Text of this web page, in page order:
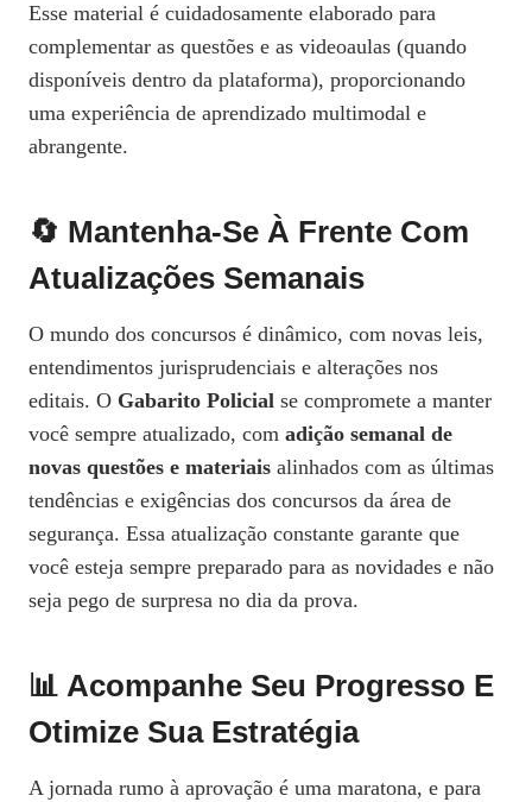
Esse material é cuidadosamente elaborado para
complementar as questões e as videoaulas (quando
disponíveis dentro da plataforma), proporcionando
uma experiência de aprendizado multimodal e
abrangente.
🔄 Mantenha-Se À Frente Com
Atualizações Semanais
O mundo dos concursos é dinâmico, com novas leis,
entendimentos jurisprudenciais e alterações nos
editais. O Gabarito Policial se compromete a manter
você sempre atualizado, com adição semanal de
novas questões e materiais alinhados com as últimas
tendências e exigências dos concursos da área de
segurança. Essa atualização constante garante que
você esteja sempre preparado para as novidades e não
seja pego de surpresa no dia da prova.
📊 Acompanhe Seu Progresso E
Otimize Sua Estratégia
A jornada rumo à aprovação é uma maratona, e para